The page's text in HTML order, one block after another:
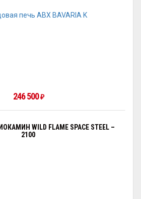
246 500 ₽
WILD FLAME SPACE STEEL –
2100